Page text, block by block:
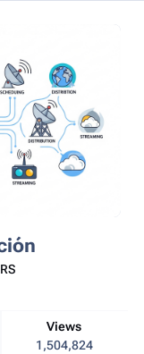
Views
1,504,824